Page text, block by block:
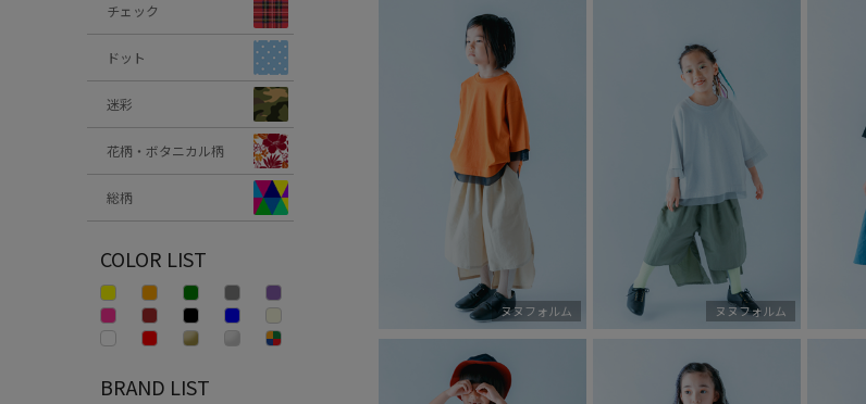
チェック
ドット
迷彩
花柄・ボタニカル柄
総柄
COLOR LIST
BRAND LIST
ヌヌフォルム ヌヌフォルム